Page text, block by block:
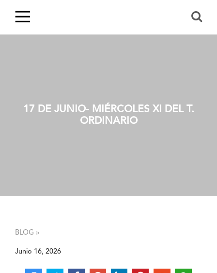
17 DE JUNIO- MIÉRCOLES XI DEL T.
ORDINARIO
BLOG »
Junio 16, 2026